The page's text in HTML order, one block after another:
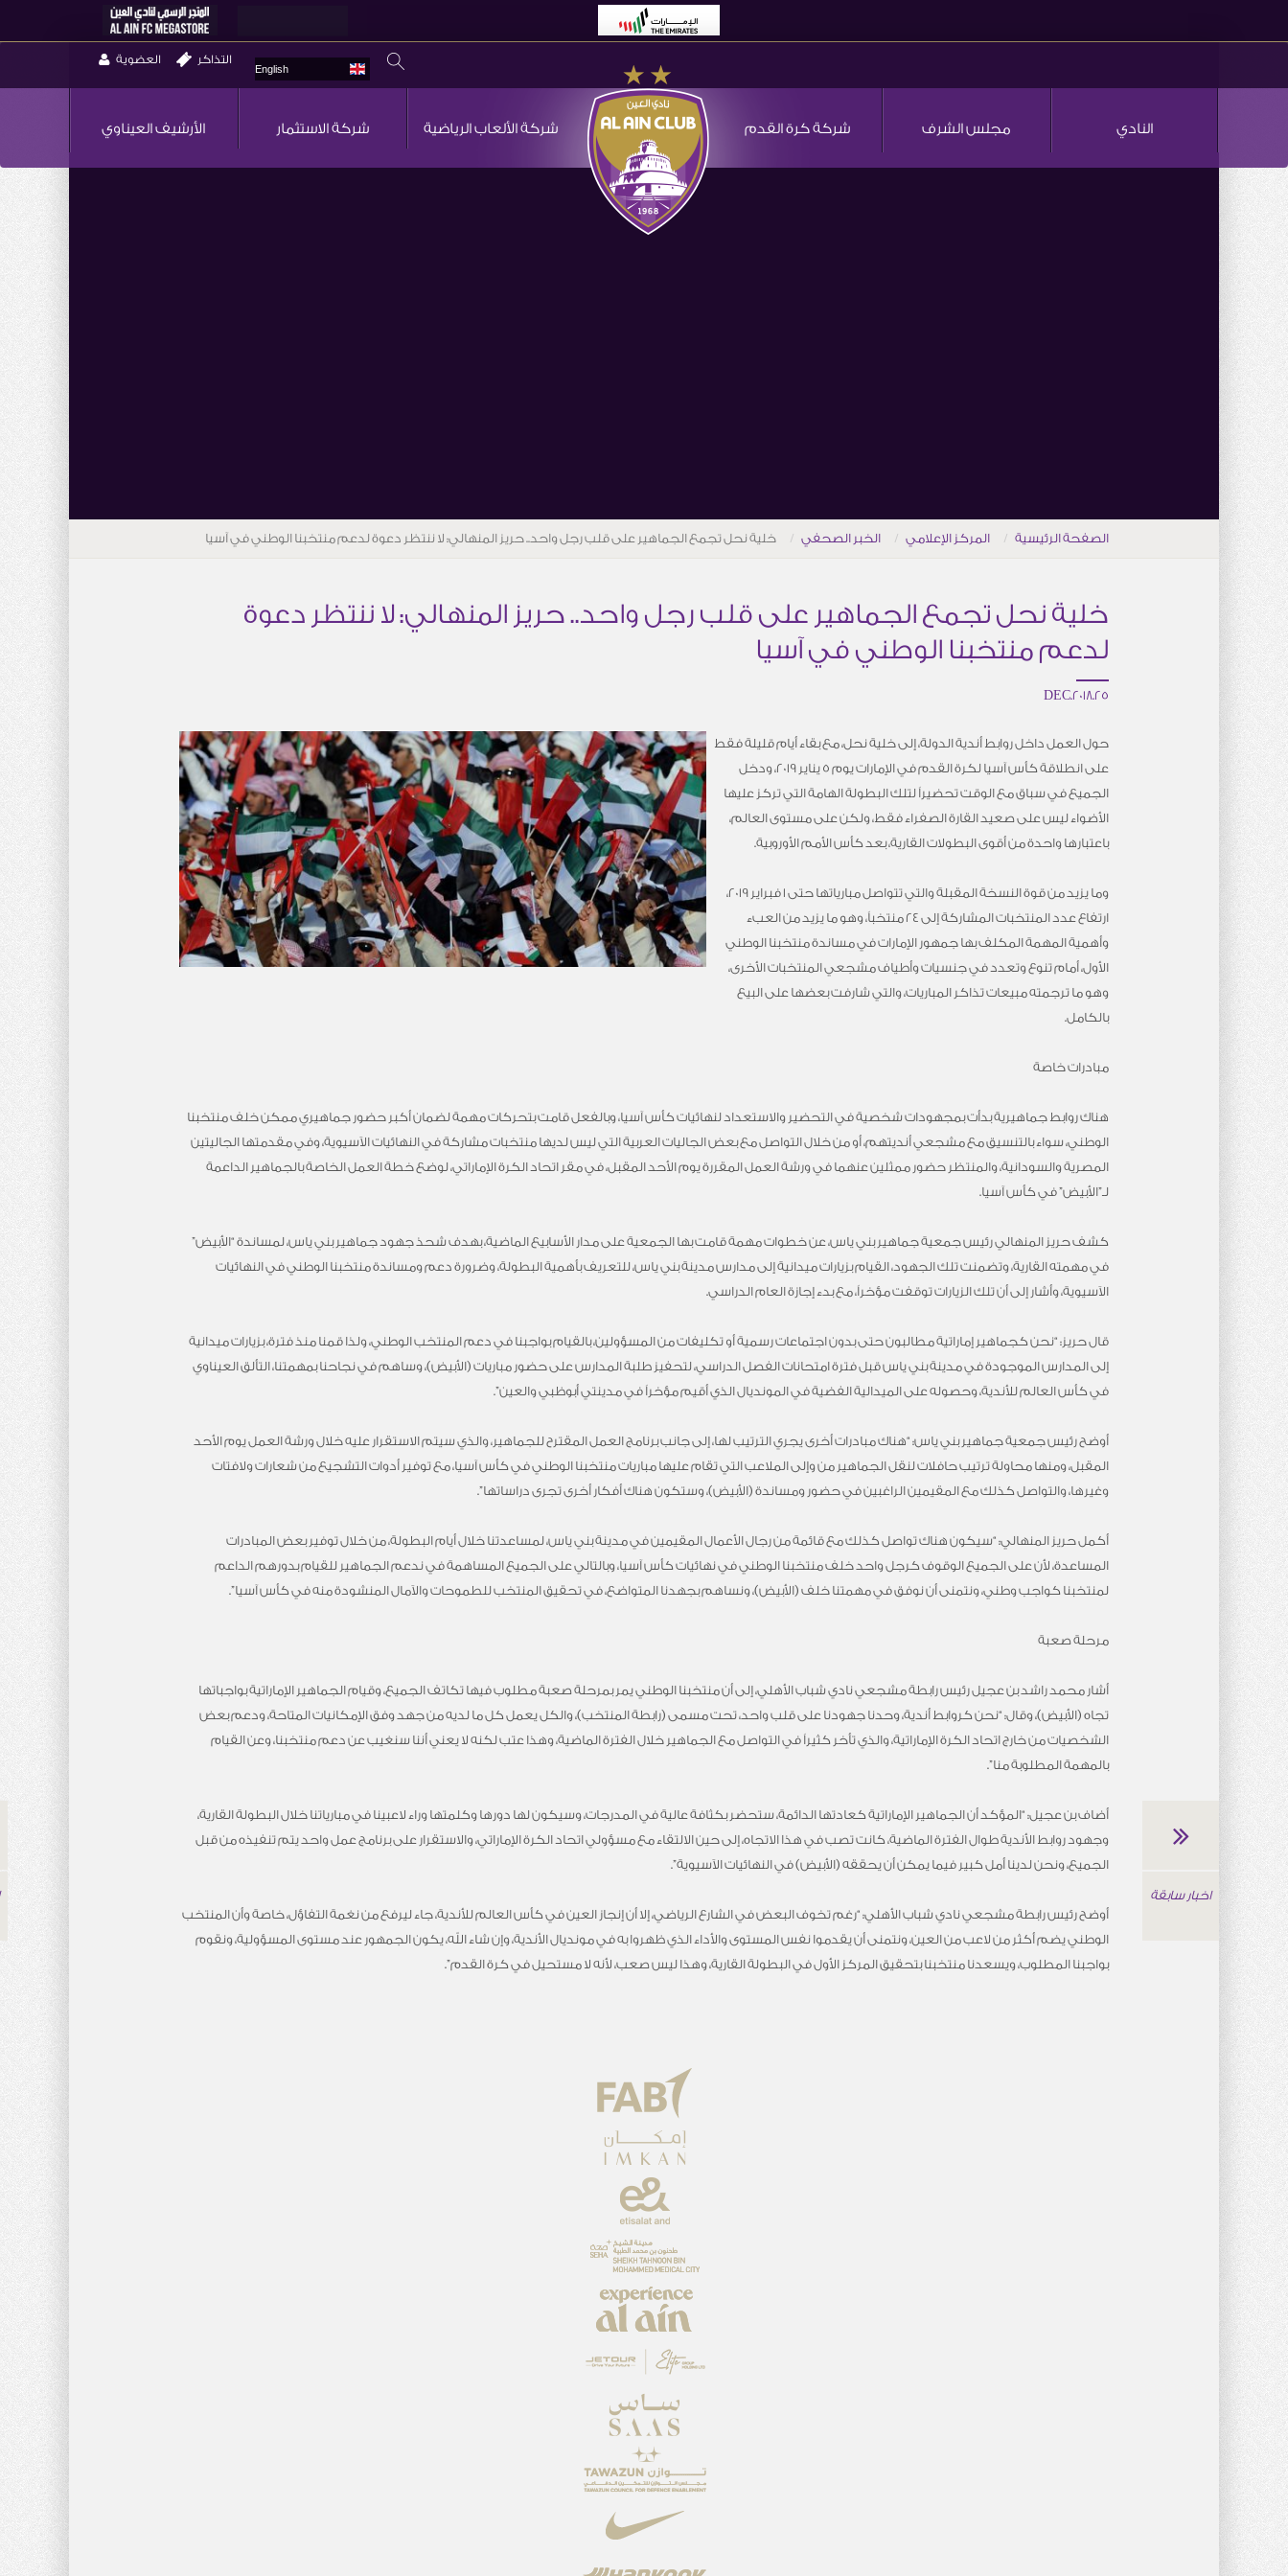
English
التذاكر العضوية
النادي مجلس الشرف شركة كرة القدم الأرشيف العيناوي شركة الاستثمار شركة الألعاب الرياضية
الصفحة الرئيسية المركز الإعلامي الخبر الصحفي خلية نحل تجمع الجماهير على قلب رجل واحد.. حريز المنهالي: لا ننتظر دعوة لدعم منتخبنا الوطني في آسيا
خلية نحل تجمع الجماهير على قلب رجل واحد.. حريز المنهالي: لا ننتظر دعوة
لدعم منتخبنا الوطني في آسيا
25.DEC.2018
حول العمل داخل روابط أندية الدولة، إلى خلية نحل، مع بقاء أيام قليلة فقط
على انطلاقة كأس آسيا لكرة القدم في الإمارات يوم 5 يناير 2019، ودخل
الجميع في سباق مع الوقت تحضيراً لتلك البطولة الهامة التي تركز عليها
الأضواء ليس على صعيد القارة الصفراء فقط، ولكن على مستوى العالم،
باعتبارها واحدة من أقوى البطولات القارية، بعد كأس الأمم الأوروبية.
وما يزيد من قوة النسخة المقبلة والتي تتواصل مبارياتها حتى 1 فبراير 2019،
ارتفاع عدد المنتخبات المشاركة إلى 24 منتخباً، وهو ما يزيد من العبء
وأهمية المهمة المكلف بها جمهور الإمارات في مساندة منتخبنا الوطني
الأول، أمام تنوع وتعدد في جنسيات وأطياف مشجعي المنتخبات الأخرى،
وهو ما ترجمته مبيعات تذاكر المباريات، والتي شارفت بعضها على البيع
بالكامل.
مبادرات خاصة
هناك روابط جماهيرية بدأت بمجهودات شخصية في التحضير والاستعداد لنهائيات كأس آسيا، وبالفعل قامت بتحركات مهمة لضمان أكبر حضور جماهيري ممكن خلف منتخبنا
الوطني، سواء بالتنسيق مع مشجعي أنديتهم، أو من خلال التواصل مع بعض الجاليات العربية التي ليس لديها منتخبات مشاركة في النهائيات الآسيوية، وفي مقدمتها الجاليتين
المصرية والسودانية، والمنتظر حضور ممثلين عنهما في ورشة العمل المقررة يوم الأحد المقبل، في مقر اتحاد الكرة الإماراتي، لوضع خطة العمل الخاصة بالجماهير الداعمة
لـ”الأبيض” في كأس آسيا.
كشف حريز المنهالي رئيس جمعية جماهير بني ياس، عن خطوات مهمة قامت بها الجمعية على مدار الأسابيع الماضية، بهدف شحذ جهود جماهير بني ياس، لمساندة “الأبيض”
في مهمته القارية، وتضمنت تلك الجهود، القيام بزيارات ميدانية إلى مدارس مدينة بني ياس، للتعريف بأهمية البطولة، وضرورة دعم ومساندة منتخبنا الوطني في النهائيات
الآسيوية، وأشار إلى أن تلك الزيارات توقفت مؤخراً، مع بدء إجازة العام الدراسي.
قال حريز: “نحن كجماهير إماراتية مطالبون حتى بدون اجتماعات رسمية أو تكليفات من المسؤولين، بالقيام بواجبنا في دعم المنتخب الوطني، ولذا قمنا منذ فترة، بزيارات ميدانية
إلى المدارس الموجودة في مدينة بني ياس قبل فترة امتحانات الفصل الدراسي، لتحفيز طلبة المدارس على حضور مباريات (الأبيض)، وساهم في نجاحنا بمهمتنا، التألق العيناوي
في كأس العالم للأندية، وحصوله على الميدالية الفضية في المونديال الذي أقيم مؤخراً في مدينتي أبوظبي والعين”.
أوضح رئيس جمعية جماهير بني ياس: “هناك مبادرات أخرى يجري الترتيب لها، إلى جانب برنامج العمل المقترح للجماهير، والذي سيتم الاستقرار عليه خلال ورشة العمل يوم الأحد
المقبل، ومنها محاولة ترتيب حافلات لنقل الجماهير من وإلى الملاعب التي تقام عليها مباريات منتخبنا الوطني في كأس آسيا، مع توفير أدوات التشجيع من شعارات ولافتات
وغيرها، والتواصل كذلك مع المقيمين الراغبين في حضور ومساندة (الأبيض)، وستكون هناك أفكار أخرى تجرى دراساتها”.
أكمل حريز المنهالي: “سيكون هناك تواصل كذلك مع قائمة من رجال الأعمال المقيمين في مدينة بني ياس، لمساعدتنا خلال أيام البطولة، من خلال توفير بعض المبادرات
المساعدة، لأن على الجميع الوقوف كرجل واحد خلف منتخبنا الوطني في نهائيات كأس آسيا، وبالتالي على الجميع المساهمة في ندعم الجماهير للقيام بدورهم الداعم
لمنتخبنا كواجب وطني، ونتمنى أن نوفق في مهمتنا خلف (الأبيض)، ونساهم بجهدنا المتواضع، في تحقيق المنتخب للطموحات والآمال المنشودة منه في كأس آسيا”.
مرحلة صعبة
أشار محمد راشد بن عجيل رئيس رابطة مشجعي نادي شباب الأهلي، إلى أن منتخبنا الوطني يمر بمرحلة صعبة مطلوب فيها تكاتف الجميع، وقيام الجماهير الإماراتية بواجباتها
تجاه (الأبيض)، وقال: “نحن كروابط أندية، وحدنا جهودنا على قلب واحد، تحت مسمى (رابطة المنتخب)، والكل يعمل كل ما لديه من جهد وفق الإمكانيات المتاحة، ودعم بعض
الشخصيات من خارج اتحاد الكرة الإماراتية، والذي تأخر كثيراً في التواصل مع الجماهير خلال الفترة الماضية، وهذا عتب لكنه لا يعني أننا سنغيب عن دعم منتخبنا، وعن القيام
بالمهمة المطلوبة منا”.
أضاف بن عجيل: “المؤكد أن الجماهير الإماراتية كعادتها الدائمة، ستحضر بكثافة عالية في المدرجات، وسيكون لها دورها وكلمتها وراء لاعبينا في مبارياتنا خلال البطولة القارية،
وجهود روابط الأندية طوال الفترة الماضية، كانت تصب في هذا الاتجاه، إلى حين الالتقاء مع مسؤولي اتحاد الكرة الإماراتي، والاستقرار على برنامج عمل واحد يتم تنفيذه من قبل
الجميع، ونحن لدينا أمل كبير فيما يمكن أن يحققه (الأبيض) في النهائيات الآسيوية”.
أوضح رئيس رابطة مشجعي نادي شباب الأهلي: “رغم تخوف البعض في الشارع الرياضي، إلا أن إنجاز العين في كأس العالم للأندية، جاء ليرفع من نغمة التفاؤل، خاصة وأن المنتخب
الوطني يضم أكثر من لاعب من العين، ونتمنى أن يقدموا نفس المستوى والأداء الذي ظهروا به في مونديال الأندية، وإن شاء الله، يكون الجمهور عند مستوى المسؤولية، ونقوم
بواجبنا المطلوب، ويسعدنا منتخبنا بتحقيق المركز الأول في البطولة القارية، وهذا ليس صعب، لأنه لا مستحيل في كرة القدم”.
اخبار سابقة